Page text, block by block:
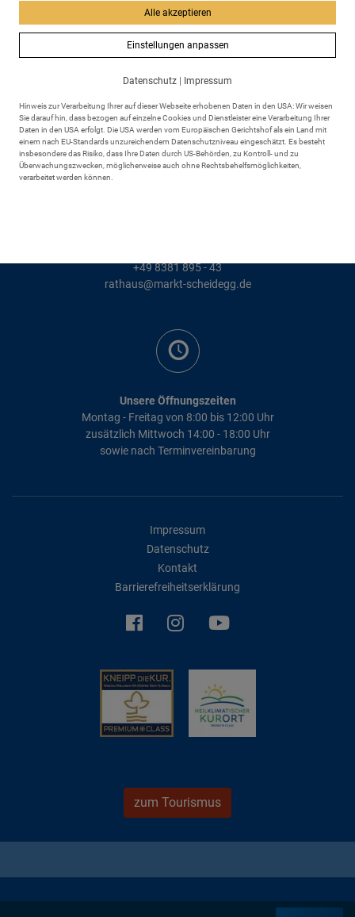
Markt Scheidegg
Rathausplatz 6
88175 Scheidegg
+49 8381 895 - 43
rathaus@markt-scheidegg.de
Unsere Öffnungszeiten
Montag - Freitag von 8:00 bis 12:00 Uhr
zusätzlich Mittwoch 14:00 - 18:00 Uhr
sowie nach Terminvereinbarung
Impressum
Datenschutz
Kontakt
Barrierefreiheitserklärung
zum Tourismus
Alle akzeptieren
Einstellungen anpassen
Datenschutz Impressum
Hinweis zur Verarbeitung Ihrer auf dieser Webseite erhobenen Daten in den USA: Wir weisen
Sie darauf hin, dass bezogen auf einzelne Cookies und Dienstleister eine Verarbeitung Ihrer
Daten in den USA erfolgt. Die USA werden vom Europäischen Gerichtshof als ein Land mit
einem nach EU-Standards unzureichendem Datenschutzniveau eingeschätzt. Es besteht
insbesondere das Risiko, dass Ihre Daten durch US-Behörden, zu Kontroll- und zu
Überwachungszwecken, möglicherweise auch ohne Rechtsbehelfsmöglichkeiten,
verarbeitet werden können.